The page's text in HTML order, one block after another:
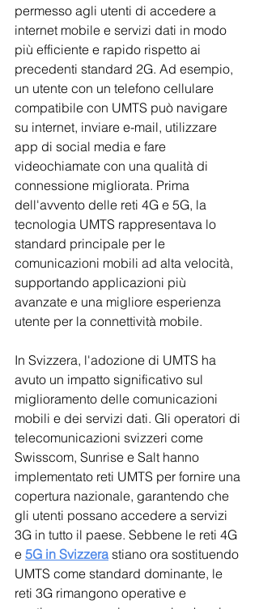
permesso agli utenti di accedere a
internet mobile e servizi dati in modo
più efficiente e rapido rispetto ai
precedenti standard 2G. Ad esempio,
un utente con un telefono cellulare
compatibile con UMTS può navigare
su internet, inviare e-mail, utilizzare
app di social media e fare
videochiamate con una qualità di
connessione migliorata. Prima
dell'avvento delle reti 4G e 5G, la
tecnologia UMTS rappresentava lo
standard principale per le
comunicazioni mobili ad alta velocità,
supportando applicazioni più
avanzate e una migliore esperienza
utente per la connettività mobile.
In Svizzera, l'adozione di UMTS ha
avuto un impatto significativo sul
miglioramento delle comunicazioni
mobili e dei servizi dati. Gli operatori di
telecomunicazioni svizzeri come
Swisscom, Sunrise e Salt hanno
implementato reti UMTS per fornire una
copertura nazionale, garantendo che
gli utenti possano accedere a servizi
3G in tutto il paese. Sebbene le reti 4G
e 5G in Svizzera stiano ora sostituendo
UMTS come standard dominante, le
reti 3G rimangono operative e